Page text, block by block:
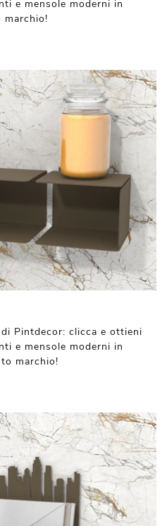
e mensole moderni in
marchio!
Pintdecor: clicca e ottieni
e mensole moderni in
marchio!